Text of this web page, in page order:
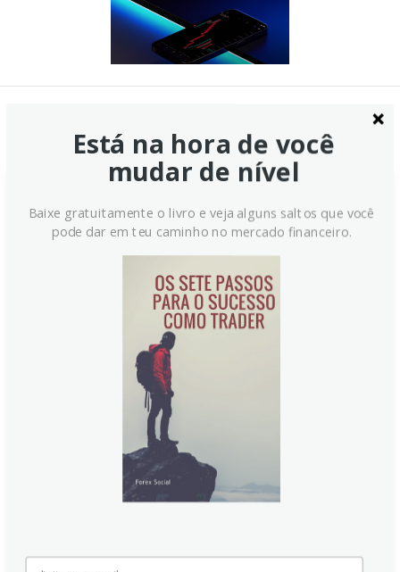
Dólar Americano Forte
Pressiona o Dólar Neozelandês;
NZD/USD Em Busca de Suporte
O Dólar Neozelandês (NZD) enfrenta pressão
meio a tensões geopolíticas. Investidores aguardam
Está na hora de você
mudar de nível
Baixe gratuitamente o livro e veja alguns saltos que você
pode dar em teu caminho no mercado financeiro.